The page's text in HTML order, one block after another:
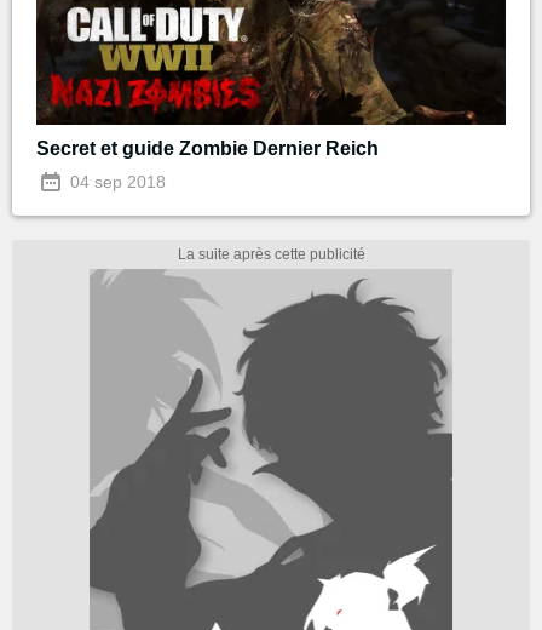
Secret et guide Zombie Dernier Reich
04 sep 2018